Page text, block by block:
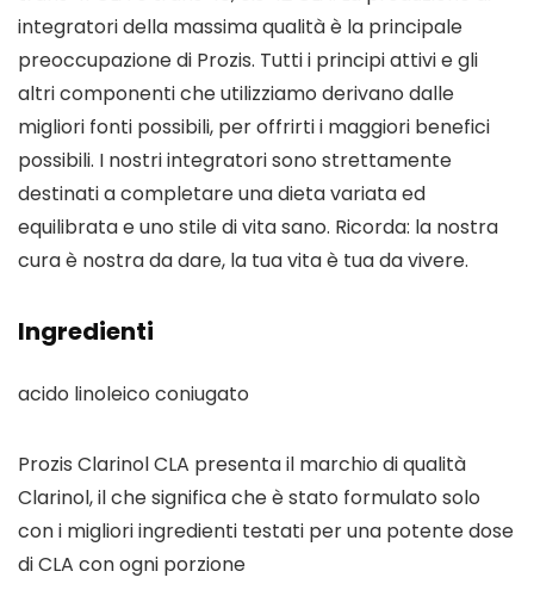
integratori della massima qualità è la principale
preoccupazione di Prozis. Tutti i principi attivi e gli
altri componenti che utilizziamo derivano dalle
migliori fonti possibili, per offrirti i maggiori benefici
possibili. I nostri integratori sono strettamente
destinati a completare una dieta variata ed
equilibrata e uno stile di vita sano. Ricorda: la nostra
cura è nostra da dare, la tua vita è tua da vivere.
Ingredienti
acido linoleico coniugato
Prozis Clarinol CLA presenta il marchio di qualità
Clarinol, il che significa che è stato formulato solo
con i migliori ingredienti testati per una potente dose
di CLA con ogni porzione